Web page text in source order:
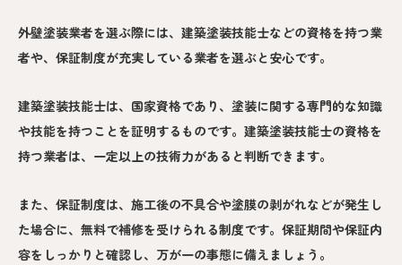
外壁塗装業者を選ぶ際には、建築塗装技能士などの資格を持つ業
者や、保証制度が充実している業者を選ぶと安心です。
建築塗装技能士は、国家資格であり、塗装に関する専門的な知識
や技能を持つことを証明するものです。建築塗装技能士の資格を
持つ業者は、一定以上の技術力があると判断できます。
また、保証制度は、施工後の不具合や塗膜の剥がれなどが発生し
た場合に、無料で補修を受けられる制度です。保証期間や保証内
容をしっかりと確認し、万が一の事態に備えましょう。